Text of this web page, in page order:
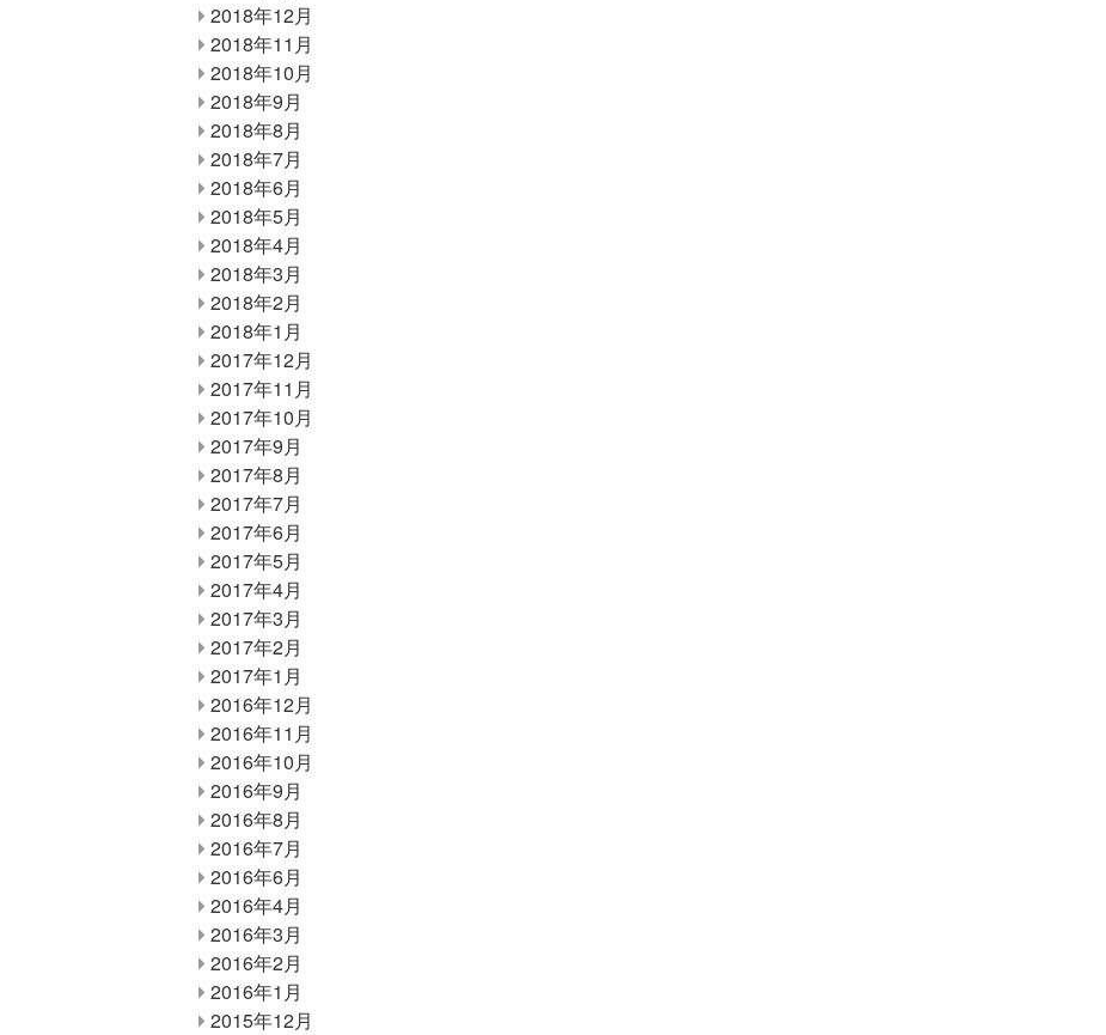
2018年12月
2018年11月
2018年10月
2018年9月
2018年8月
2018年7月
2018年6月
2018年5月
2018年4月
2018年3月
2018年2月
2018年1月
2017年12月
2017年11月
2017年10月
2017年9月
2017年8月
2017年7月
2017年6月
2017年5月
2017年4月
2017年3月
2017年2月
2017年1月
2016年12月
2016年11月
2016年10月
2016年9月
2016年8月
2016年7月
2016年6月
2016年4月
2016年3月
2016年2月
2016年1月
2015年12月